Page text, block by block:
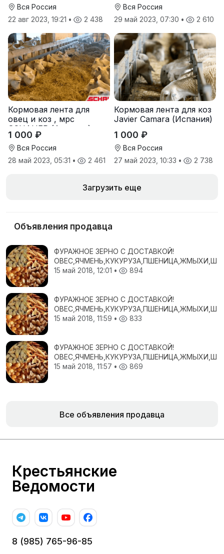
Вся Россия
22 авг 2023, 19:21 • 2 438
Вся Россия
29 май 2023, 07:30 • 2 610
Кормовая лента для
овец и коз , мрс
SCHAUER (Австрия)
1 000 ₽
Вся Россия
28 май 2023, 05:31 • 2 461
Кормовая лента для коз
Javier Camara (Испания)
1 000 ₽
Вся Россия
27 май 2023, 10:33 • 2 738
Загрузить еще
Объявления продавца
ФУРАЖНОЕ ЗЕРНО С ДОСТАВКОЙ!
15 май 2018, 12:01 • 894
ФУРАЖНОЕ ЗЕРНО С ДОСТАВКОЙ!
15 май 2018, 11:59 • 833
ФУРАЖНОЕ ЗЕРНО С ДОСТАВКОЙ!
15 май 2018, 11:57 • 869
Все объявления продавца
Крестьянские
Ведомости
8 (985) 765-96-85